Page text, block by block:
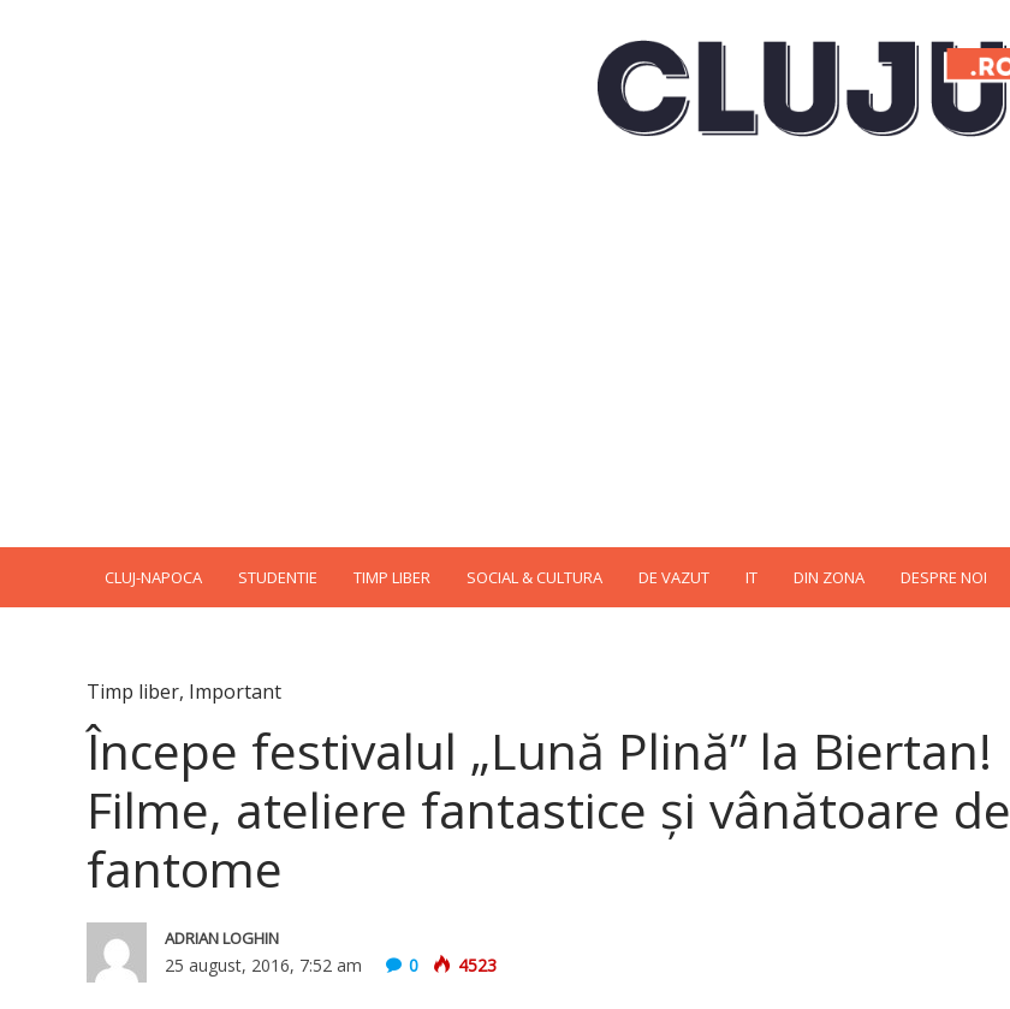
CLUJ-NAPOCA STUDENTIE TIMP LIBER SOCIAL & CULTURA DE VAZUT IT DIN ZONA DESPRE NOI
Timp liber, Important
Începe festivalul „Lună Plină” la Biertan!
Filme, ateliere fantastice și vânătoare de
fantome
ADRIAN LOGHIN
25 august, 2016, 7:52 am 0 4523